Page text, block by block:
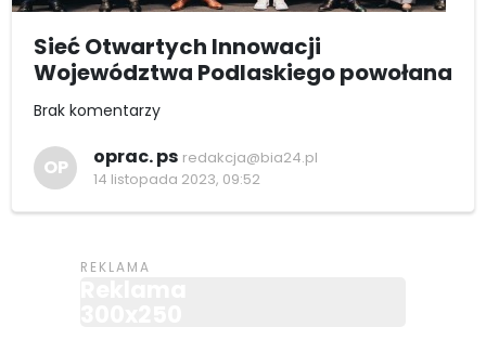
Sieć Otwartych Innowacji
Województwa Podlaskiego powołana
Brak komentarzy
OP oprac. ps redakcja@bia24.pl
14 listopada 2023, 09:52